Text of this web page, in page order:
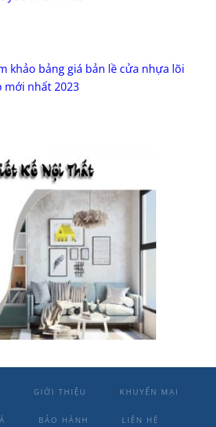
khảo bảng giá bản lề cửa nhựa lõi
mới nhất 2023
GIỚI THIỆU KHUYẾN MẠI
BẢO HÀNH LIÊN HỆ